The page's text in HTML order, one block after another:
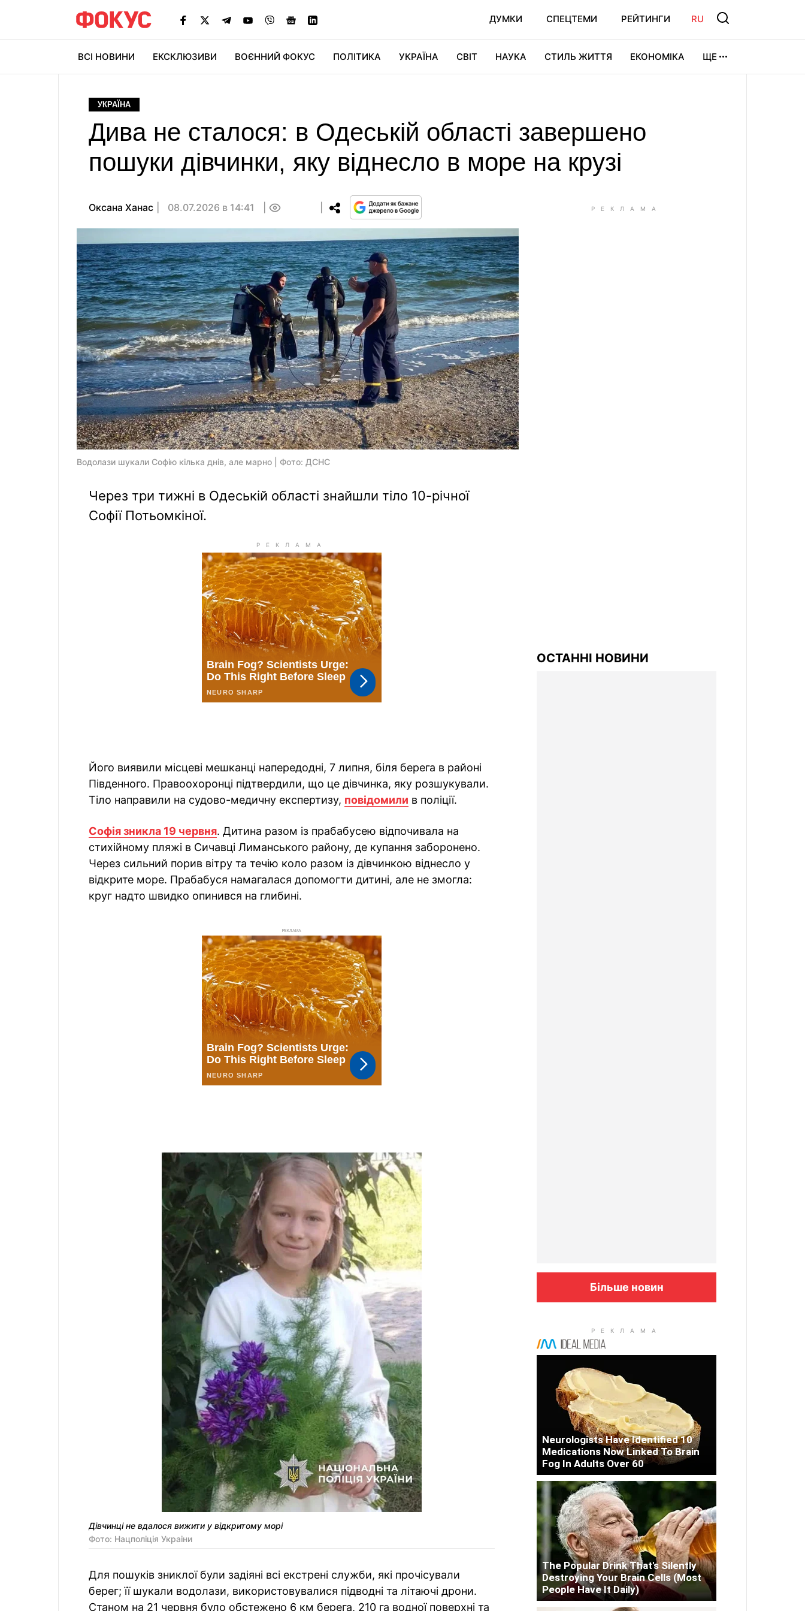
ДУМКИ СПЕЦТЕМИ РЕЙТИНГИ RU
ВСІ НОВИНИ ЕКСКЛЮЗИВИ ВОЄННИЙ ФОКУС ПОЛІТИКА УКРАЇНА СВІТ НАУКА СТИЛЬ ЖИТТЯ ЕКОНОМІКА ЩЕ
УКРАЇНА
Дива не сталося: в Одеській області завершено
пошуки дівчинки, яку віднесло в море на крузі
Оксана Ханас 08.07.2026 в 14:41
Водолази шукали Софію кілька днів, але марно | Фото: ДСНС
Через три тижні в Одеській області знайшли тіло 10-річної
Софії Потьомкіної.
Його виявили місцеві мешканці напередодні, 7 липня, біля берега в районі
Південного. Правоохоронці підтвердили, що це дівчинка, яку розшукували.
Тіло направили на судово-медичну експертизу, повідомили в поліції.
Софія зникла 19 червня. Дитина разом із прабабусею відпочивала на
стихійному пляжі в Сичавці Лиманського району, де купання заборонено.
Через сильний порив вітру та течію коло разом із дівчинкою віднесло у
відкрите море. Прабабуся намагалася допомогти дитині, але не змогла:
круг надто швидко опинився на глибині.
РЕКЛАМА
Дівчинці не вдалося вижити у відкритому морі
Фото: Нацполiцiя Украiни
Для пошуків зниклої були задіяні всі екстрені служби, які прочісували
берег; її шукали водолази, використовувалися підводні та літаючі дрони.
Станом на 21 червня було обстежено 6 км берега, 210 га водної поверхні та
ОСТАННІ НОВИНИ
Більше новин
Neurologists Have Identified 10
Medications Now Linked To Brain
Fog In Adults Over 60
The Popular Drink That's Silently
Destroying Your Brain Cells (Most
People Have It Daily)